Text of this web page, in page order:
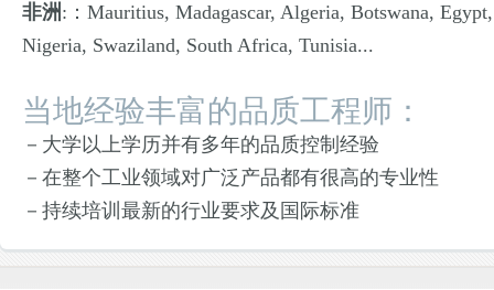
非洲 :：Mauritius, Madagascar, Algeria, Botswana,
Nigeria, Swaziland, South Africa, Tunisia...
当地经验丰富的品质工程师：
－大学以上学历并有多年的品质控制经验
－在整个工业领域对广泛产品都有很高的专业性
－持续培训最新的行业要求及国际标准